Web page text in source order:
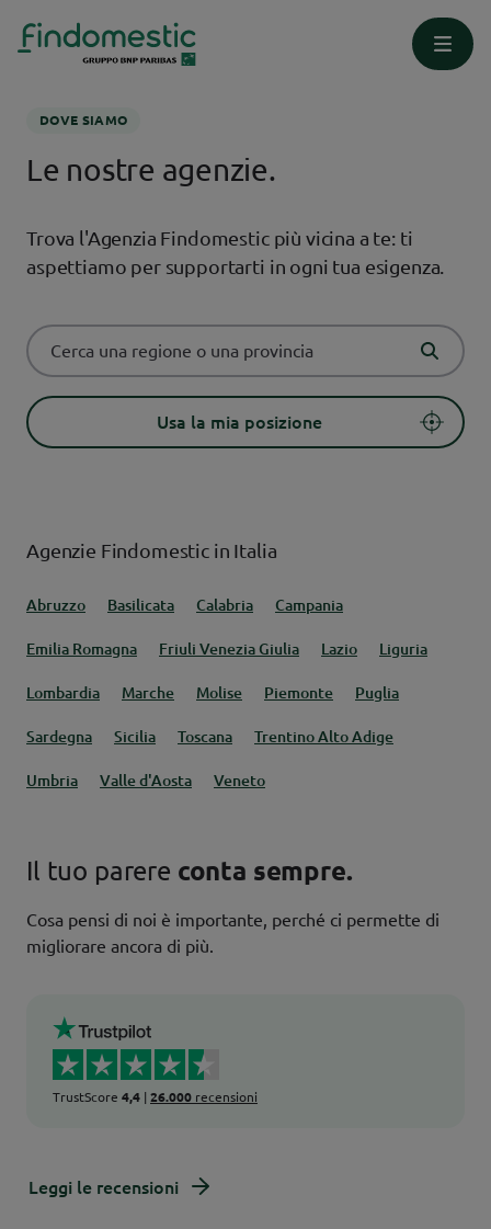
Homepage Dove siamo
DOVE SIAMO
Le nostre agenzie.
Trova l'Agenzia Findomestic più vicina a te: ti
aspettiamo per supportarti in ogni tua esigenza.
Usa la mia posizione
Agenzie Findomestic in Italia
Abruzzo Basilicata Calabria Campania
Emilia Romagna Friuli Venezia Giulia Lazio Liguria
Lombardia Marche Molise Piemonte Puglia
Sardegna Sicilia Toscana Trentino Alto Adige
Umbria Valle d'Aosta Veneto
Il tuo parere conta sempre.
Cosa pensi di noi è importante, perché ci permette di
migliorare ancora di più.
TrustScore 4,4 | 26.000 recensioni
Leggi le recensioni